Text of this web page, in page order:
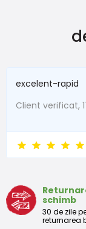
excelent-rapid
Client verificat,
schimb
30 de zile
returnarea